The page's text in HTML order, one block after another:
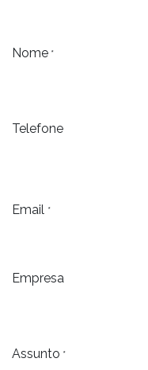
Nome *
Telefone
Email *
Empresa
Assunto *